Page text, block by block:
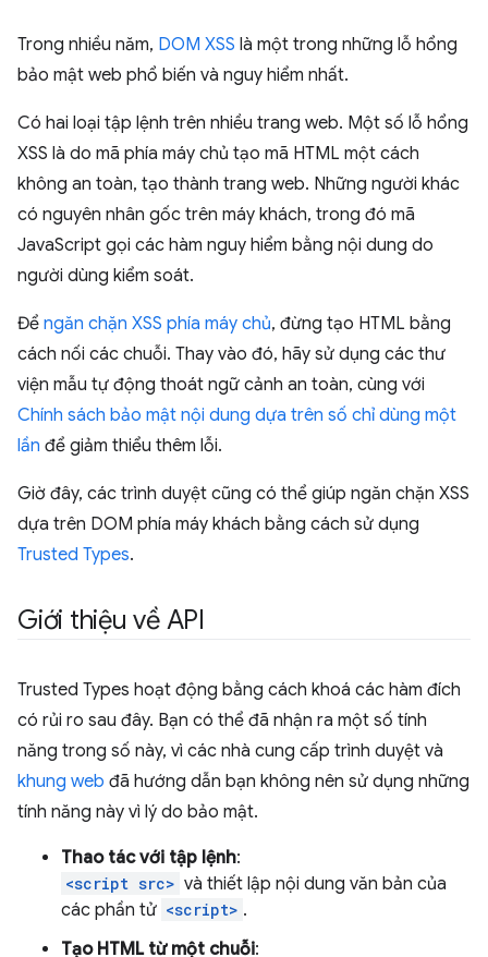
Trong nhiều năm, DOM XSS là một trong những lỗ hổng
bảo mật web phổ biến và nguy hiểm nhất.
Có hai loại tập lệnh trên nhiều trang web. Một số lỗ hổng
XSS là do mã phía máy chủ tạo mã HTML một cách
không an toàn, tạo thành trang web. Những người khác
có nguyên nhân gốc trên máy khách, trong đó mã
JavaScript gọi các hàm nguy hiểm bằng nội dung do
người dùng kiểm soát.
Để ngăn chặn XSS phía máy chủ, đừng tạo HTML bằng
cách nối các chuỗi. Thay vào đó, hãy sử dụng các thư
viện mẫu tự động thoát ngữ cảnh an toàn, cùng với
Chính sách bảo mật nội dung dựa trên số chỉ dùng một
lần để giảm thiểu thêm lỗi.
Giờ đây, các trình duyệt cũng có thể giúp ngăn chặn XSS
dựa trên DOM phía máy khách bằng cách sử dụng
Trusted Types.
Giới thiệu về API
Trusted Types hoạt động bằng cách khoá các hàm đích
có rủi ro sau đây. Bạn có thể đã nhận ra một số tính
năng trong số này, vì các nhà cung cấp trình duyệt và
khung web đã hướng dẫn bạn không nên sử dụng những
tính năng này vì lý do bảo mật.
Thao tác với tập lệnh:
<script src> và thiết lập nội dung văn bản của
các phần tử <script> .
Tạo HTML từ một chuỗi: